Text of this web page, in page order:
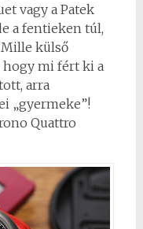
vagy a Patek
a fentieken túl,
Mille külső
hogy mi fért ki a
arra
„gyermeke”!
Quattro